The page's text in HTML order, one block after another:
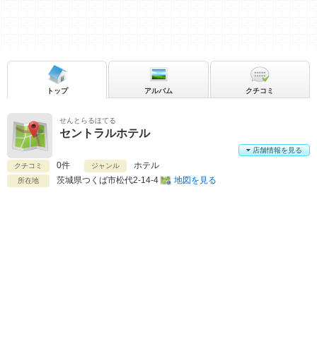
せんとらるほてる
セントラルホテル
クチコミ 0件 ジャンル ホテル
所在地 茨城県つくば市松代2-14-4 地図を見る
店舗情報を見る
トップ アルバム クチコミ